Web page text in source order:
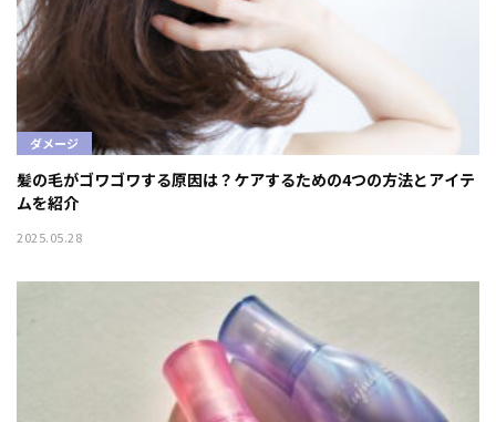
ダメージ
髪の毛がゴワゴワする原因は？ケアするための4つの方法とアイテ
ムを紹介
2025.05.28